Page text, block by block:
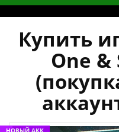
Купить
One &